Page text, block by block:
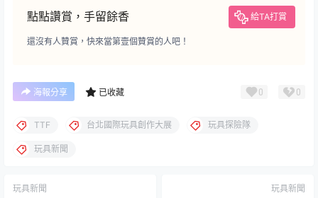
點點讚賞，手留餘香 給TA打賞
還沒有人贊賞，快來當第壹個贊賞的人吧！
海報分享 已收藏 0 0
TTF 台北國際玩具創作大展 玩具探險隊
玩具新聞
玩具新聞 玩具新聞